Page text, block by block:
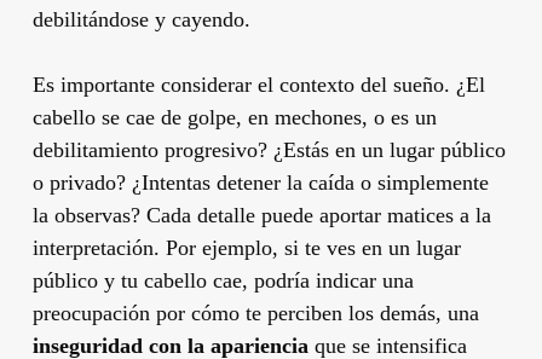
debilitándose y cayendo.
Es importante considerar el contexto del sueño. ¿El
cabello se cae de golpe, en mechones, o es un
debilitamiento progresivo? ¿Estás en un lugar público
o privado? ¿Intentas detener la caída o simplemente
la observas? Cada detalle puede aportar matices a la
interpretación. Por ejemplo, si te ves en un lugar
público y tu cabello cae, podría indicar una
preocupación por cómo te perciben los demás, una
inseguridad con la apariencia que se intensifica